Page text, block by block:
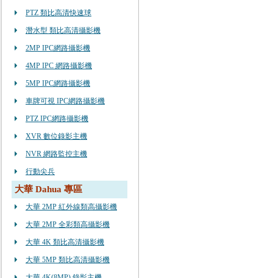
PTZ 類比高清快速球
潛水型 類比高清攝影機
2MP IPC網路攝影機
4MP IPC 網路攝影機
5MP IPC網路攝影機
車牌可視 IPC網路攝影機
PTZ IPC網路攝影機
XVR 數位錄影主機
NVR 網路監控主機
行動尖兵
大華 Dahua 專區
大華 2MP 紅外線類高攝影機
大華 2MP 全彩類高攝影機
大華 4K 類比高清攝影機
大華 5MP 類比高清攝影機